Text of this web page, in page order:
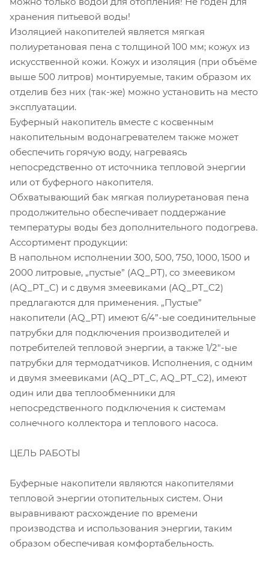
хранения питьевой воды!
Изоляцией накопителей является мягкая
полиуретановая пена с толщиной 100 мм; кожух из
искусственной кожи. Кожух и изоляция (при объёме
выше 500 литров) монтируемые, таким образом их
отделив без них (так-же) можно установить на место
эксплуатации.
Буферный накопитель вместе с косвенным
накопительным водонагревателем также может
обеспечить горячую воду, нагреваясь
непосредственно от источника тепловой энергии
или от буферного накопителя.
Обхватывающий бак мягкая полиуретановая пена
продолжительно обеспечивает поддержание
температуры воды без дополнительного подогрева.
Ассортимент продукции:
В напольном исполнении 300, 500, 750, 1000, 1500 и
2000 литровые, „пустые” (AQ_PT), со змеевиком
(AQ_PT_C) и с двумя змеевиками (AQ_PT_C2)
предлагаются для применения. „Пустые”
накопители (AQ_PT) имеют 6/4”-ые соединительные
патрубки для подключения производителей и
потребителей тепловой энергии, а также 1/2"-ые
патрубки для термодатчиков. Исполнения, с одним
и двумя змеевиками (AQ_PT_C, AQ_PT_C2), имеют
один или два теплообменники для
непосредственного подключения к системам
солнечного коллектора и теплового насоса.
ЦЕЛЬ РАБОТЫ
Буферные накопители являются накопителями
тепловой энергии отопительных систем. Они
выравнивают расхождение по времени
производства и использования энергии, таким
образом обеспечивая комфортабельность.